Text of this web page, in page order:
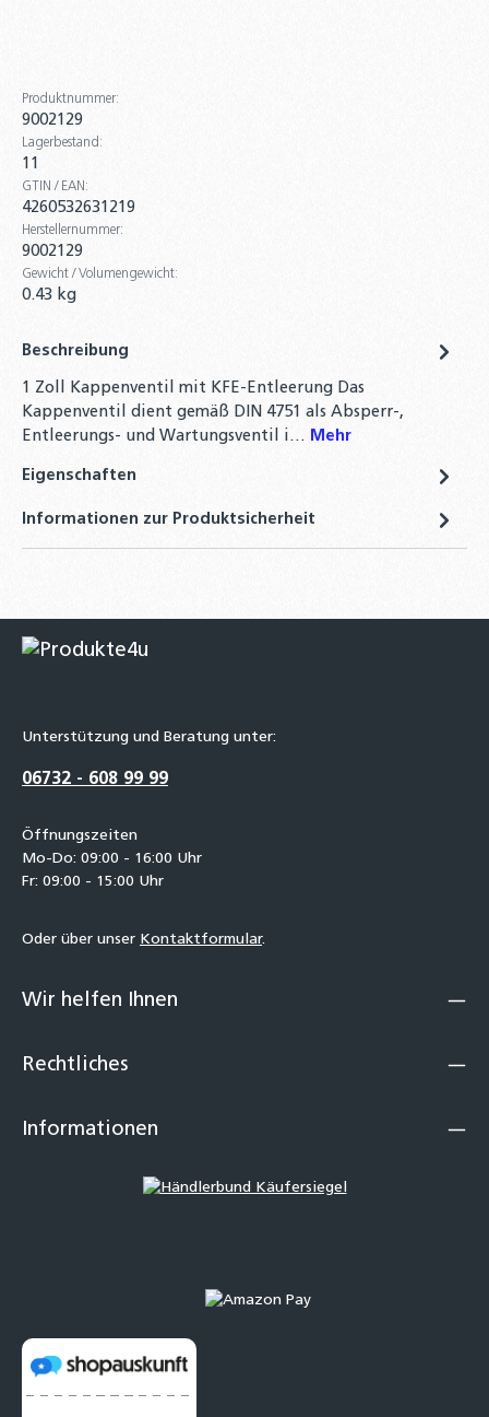
Ausdehnungsgefäß Ausgleichsbehälter
MAG
Anschlussrohr für Ausdehnungsgefäße
DN16 - 80 / 120 / 180 cm für ADG
19,90 €
MAG Gefäßfüller 400 ml mit
Adapter 6 bar für Ausdehnungsgefäße
58,50 €
Digitales Vordruck Prüfgerät max. 7 bar,
Ausdehnungsgefäße
Produktnummer:
9002129
Lagerbestand:
11
GTIN / EAN:
4260532631219
Herstellernummer:
9002129
Gewicht / Volumengewicht:
0.43 kg
Beschreibung
1 Zoll Kappenventil mit KFE-Entleerung Das
Kappenventil dient gemäß DIN 4751 als Absperr-,
Entleerungs- und Wartungsventil i… Mehr
Eigenschaften
Informationen zur Produktsicherheit
Unterstützung und Beratung unter:
06732 - 608 99 99
Öffnungszeiten
Mo-Do: 09:00 - 16:00 Uhr
Fr: 09:00 - 15:00 Uhr
Oder über unser Kontaktformular.
Wir helfen Ihnen
Rechtliches
Informationen